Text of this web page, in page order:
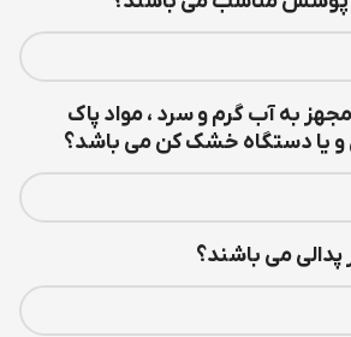
به آب گرم و سرد ، مواد پاک
و یا دستگاه خشک کن می باشد؟
پدالی می باشند؟